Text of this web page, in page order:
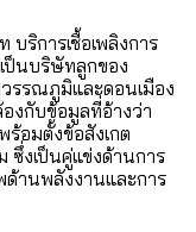
บริการเชื้อเพลิงการ
ป็นบริษัทลูกของ
รรณภูมิและดอนเมือง
งกับข้อมูลที่อ้างว่า
ร้อมตั้งข้อสังเกต
ซึ่งเป็นคู่แข่งด้านการ
ด้านพลังงานและการ